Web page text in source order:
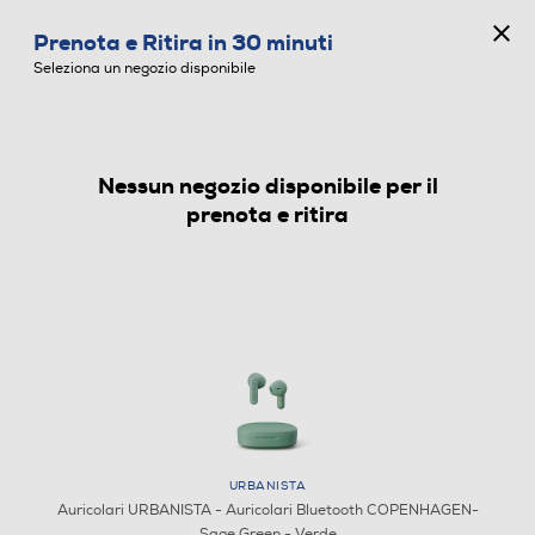
AURICOLARI
Prenota e Ritira in 30 minuti
Seleziona un negozio disponibile
Nessun negozio disponibile per il
prenota e ritira
URBANISTA
Auricolari URBANISTA - Auricolari Bluetooth COPENHAGEN-